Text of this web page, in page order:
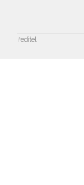
ředitel